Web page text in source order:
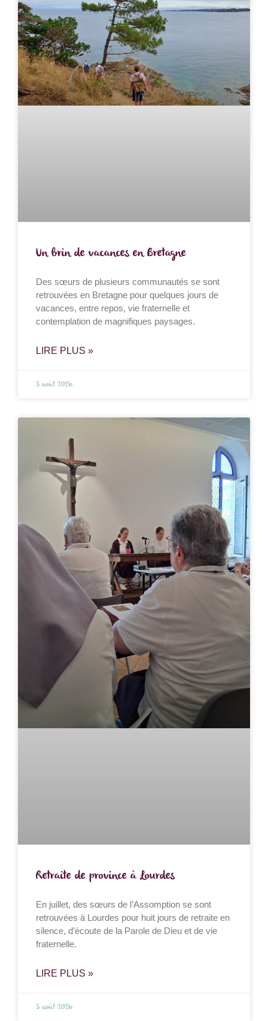
Un brin de vacances en Bretagne
Des sœurs de plusieurs communautés se sont
retrouvées en Bretagne pour quelques jours de
vacances, entre repos, vie fraternelle et
contemplation de magnifiques paysages.
LIRE PLUS »
3 août 2026
Retraite de province à Lourdes
En juillet, des sœurs de l’Assomption se sont
retrouvées à Lourdes pour huit jours de retraite en
silence, d’écoute de la Parole de Dieu et de vie
fraternelle.
LIRE PLUS »
3 août 2026